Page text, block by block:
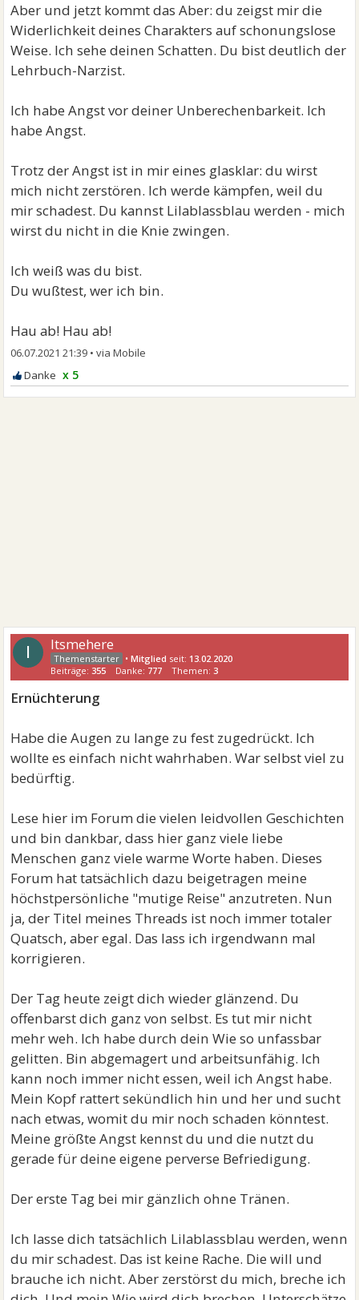
Aber und jetzt kommt das Aber: du zeigst mir die
Widerlichkeit deines Charakters auf schonungslose
Weise. Ich sehe deinen Schatten. Du bist deutlich der
Lehrbuch-Narzist.
Ich habe Angst vor deiner Unberechenbarkeit. Ich
habe Angst.
Trotz der Angst ist in mir eines glasklar: du wirst
mich nicht zerstören. Ich werde kämpfen, weil du
mir schadest. Du kannst Lilablassblau werden - mich
wirst du nicht in die Knie zwingen.
Ich weiß was du bist.
Du wußtest, wer ich bin.
Hau ab! Hau ab!
06.07.2021 21:39 •
x 5
I Itsmehere
•Mitglied seit: 13.02.2020
Beiträge:355 Danke: 777 Themen:3
Ernüchterung
Habe die Augen zu lange zu fest zugedrückt. Ich
wollte es einfach nicht wahrhaben. War selbst viel zu
bedürftig.
Lese hier im Forum die vielen leidvollen Geschichten
und bin dankbar, dass hier ganz viele liebe
Menschen ganz viele warme Worte haben. Dieses
Forum hat tatsächlich dazu beigetragen meine
höchstpersönliche "mutige Reise" anzutreten. Nun
ja, der Titel meines Threads ist noch immer totaler
Quatsch, aber egal. Das lass ich irgendwann mal
korrigieren.
Der Tag heute zeigt dich wieder glänzend. Du
offenbarst dich ganz von selbst. Es tut mir nicht
mehr weh. Ich habe durch dein Wie so unfassbar
gelitten. Bin abgemagert und arbeitsunfähig. Ich
kann noch immer nicht essen, weil ich Angst habe.
Mein Kopf rattert sekündlich hin und her und sucht
nach etwas, womit du mir noch schaden könntest.
Meine größte Angst kennst du und die nutzt du
gerade für deine eigene perverse Befriedigung.
Der erste Tag bei mir gänzlich ohne Tränen.
Ich lasse dich tatsächlich Lilablassblau werden, wenn
du mir schadest. Das ist keine Rache. Die will und
brauche ich nicht. Aber zerstörst du mich, breche ich